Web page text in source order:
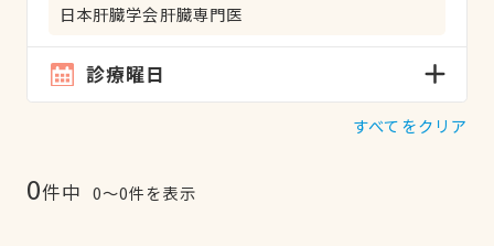
日本肝臓学会肝臓専門医
診療曜日
すべてをクリア
0件中 0〜0件を表示